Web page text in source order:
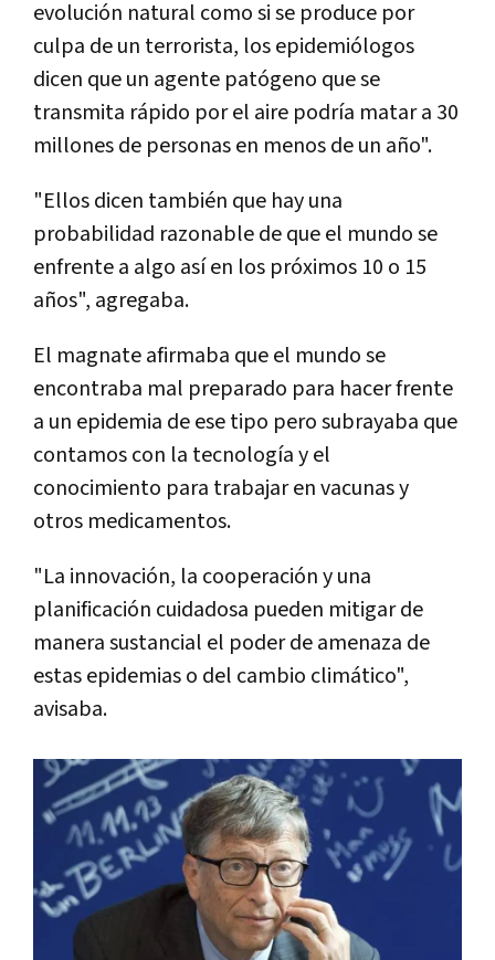
evolución natural como si se produce por
culpa de un terrorista, los epidemiólogos
dicen que un agente patógeno que se
transmita rápido por el aire podría matar a 30
millones de personas en menos de un año".
"Ellos dicen también que hay una
probabilidad razonable de que el mundo se
enfrente a algo así en los próximos 10 o 15
años", agregaba.
El magnate afirmaba que el mundo se
encontraba mal preparado para hacer frente
a un epidemia de ese tipo pero subrayaba que
contamos con la tecnología y el
conocimiento para trabajar en vacunas y
otros medicamentos.
"La innovación, la cooperación y una
planificación cuidadosa pueden mitigar de
manera sustancial el poder de amenaza de
estas epidemias o del cambio climático",
avisaba.